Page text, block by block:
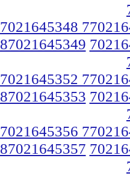
7021645348
87021645349
7021645352
87021645353
7021645356
87021645357